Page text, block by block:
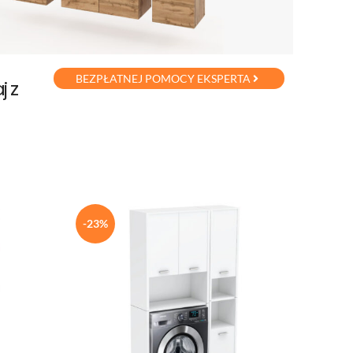
z BEZPŁATNEJ POMOCY EKSPERTA
-23%